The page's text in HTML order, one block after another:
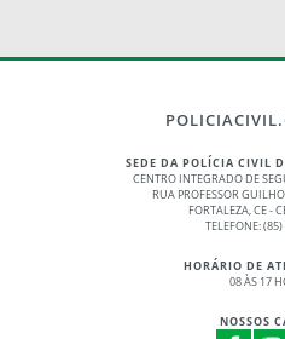
SEDE DA POLÍCIA CIVIL
CENTRO INTEGRADO DE
RUA PROFESSOR
FORTALEZA, CE -
TELEFONE:
HORÁRIO DE
08 ÀS 17
NOSSOS